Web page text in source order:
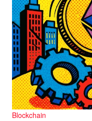
Blockchain